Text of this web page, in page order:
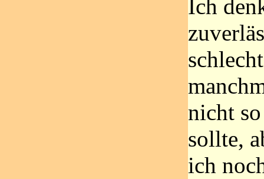
Ich
nicht
sollte,
ich